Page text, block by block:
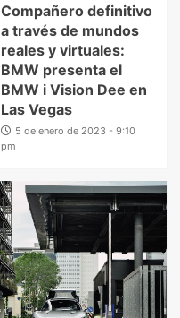
Compañero definitivo
a través de mundos
reales y virtuales:
BMW presenta el
BMW i Vision Dee en
Las Vegas
5 de enero de 2023 - 9:10
pm